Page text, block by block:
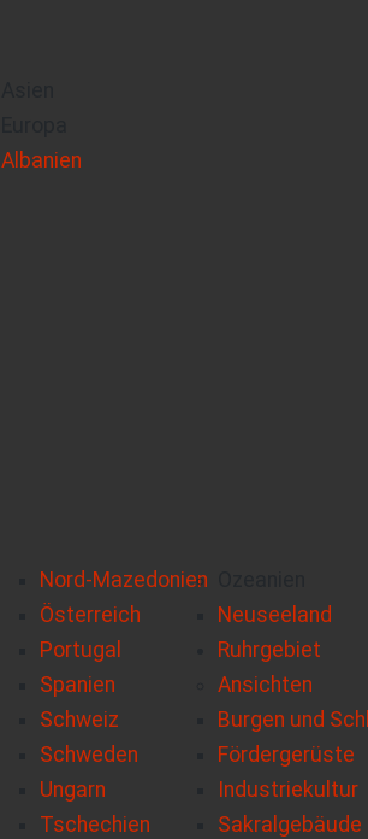
Albanien
Nord-Mazedonien
Österreich
Portugal
Spanien
Schweiz
Schweden
Ungarn
Tschechien
Neuseeland
Ruhrgebiet
Ansichten
Burgen und
Fördergerüste
Industriekultur
Sakralgebäude